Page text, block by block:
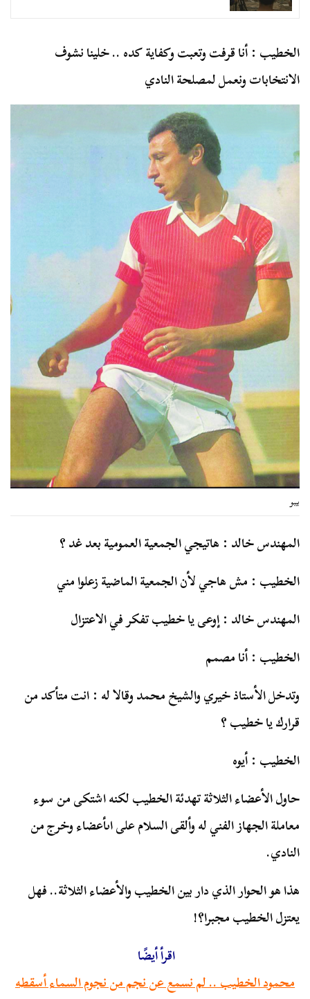
الخطيب : أنا قرفت وتعبت وكفاية كده .. خلينا نشوف
الانتخابات ونعمل لمصلحة النادي
بيبو
المهندس خالد : هاتيجي الجمعية العمومية بعد غد ؟
الخطيب : مش هاجي لأن الجمعية الماضية زعلوا مني
المهندس خالد : إوعى يا خطيب تفكر في الاعتزال
الخطيب : أنا مصمم
وتدخل الأستاذ خيري والشيخ محمد وقالا له : انت متأكد من
قرارك يا خطيب ؟
الخطيب : أيوه
حاول الأعضاء الثلاثة تهدئة الخطيب لكنه اشتكى من سوء
معاملة الجهاز الفني له وألقى السلام على اىأعضاء وخرج من
النادي.
هذا هو الحوار الذي دار بين الخطيب والأعضاء الثلاثة.. فهل
يعتزل الخطيب مجبرا؟!
اقرأ أيضًا
محمود الخطيب .. لم نسمع عن نجم من نجوم السماء أسقطه